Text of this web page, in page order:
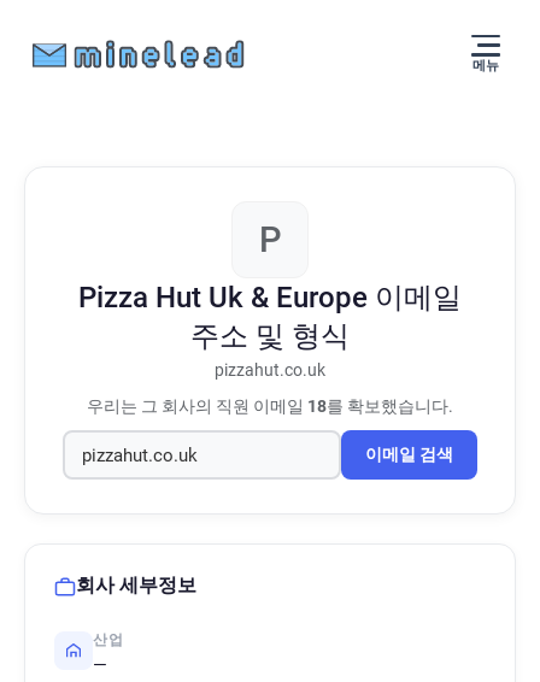
메뉴
P
Pizza Hut Uk & Europe 이메일
주소 및 형식
pizzahut.co.uk
우리는 그 회사의 직원 이메일 18를 확보했습니다.
이메일 검색
회사 세부정보
산업
—